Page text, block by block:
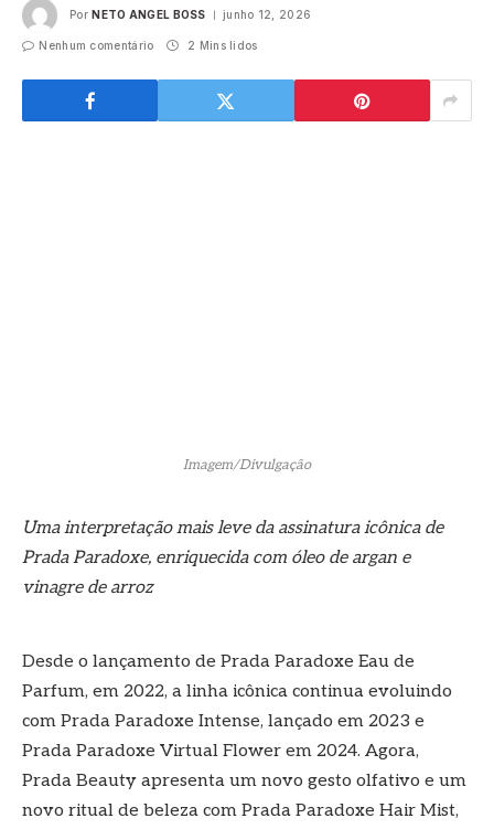
Por NETO ANGEL BOSS junho 12, 2026
Nenhum comentário 2 Mins lidos
Imagem/Divulgação
Uma interpretação mais leve da assinatura icônica de
Prada Paradoxe, enriquecida com óleo de argan e
vinagre de arroz
Desde o lançamento de Prada Paradoxe Eau de
Parfum, em 2022, a linha icônica continua evoluindo
com Prada Paradoxe Intense, lançado em 2023 e
Prada Paradoxe Virtual Flower em 2024. Agora,
Prada Beauty apresenta um novo gesto olfativo e um
novo ritual de beleza com Prada Paradoxe Hair Mist,